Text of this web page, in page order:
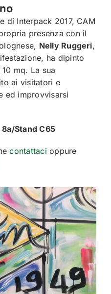
di Interpack 2017, CAM
presenza con il
Nelly Ruggeri,
ha dipinto
mq. La sua
ai visitatori e
ed improvvisarsi
Stand C65
contattaci oppure